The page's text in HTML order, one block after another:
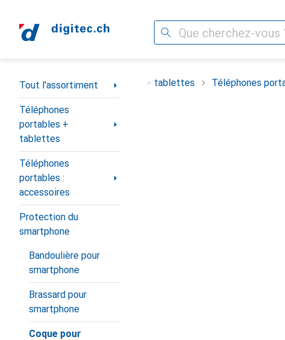
Recherche
Navigation par catégorie
Tout l'assortiment
Téléphones
portables +
tablettes
Téléphones
portables :
accessoires
Protection du
smartphone
Bandoulière pour
smartphone
Brassard pour
smartphone
Coque pour
Téléphones portables + tablettes Téléphones